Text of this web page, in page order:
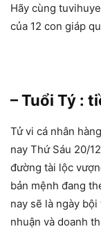
Hãy cùng
của 12 con giáp
– Tuổi Tý :
Tử vi cá nhân
nay Thứ Sáu 20/
đường tài lộc
bản mệnh đang
nay sẽ là ngày
nhuận và doanh